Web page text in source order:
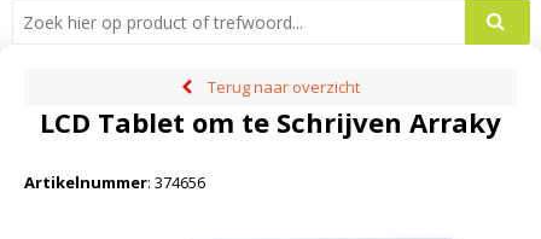
Terug naar overzicht
LCD Tablet om te Schrijven Arraky
Artikelnummer: 374656